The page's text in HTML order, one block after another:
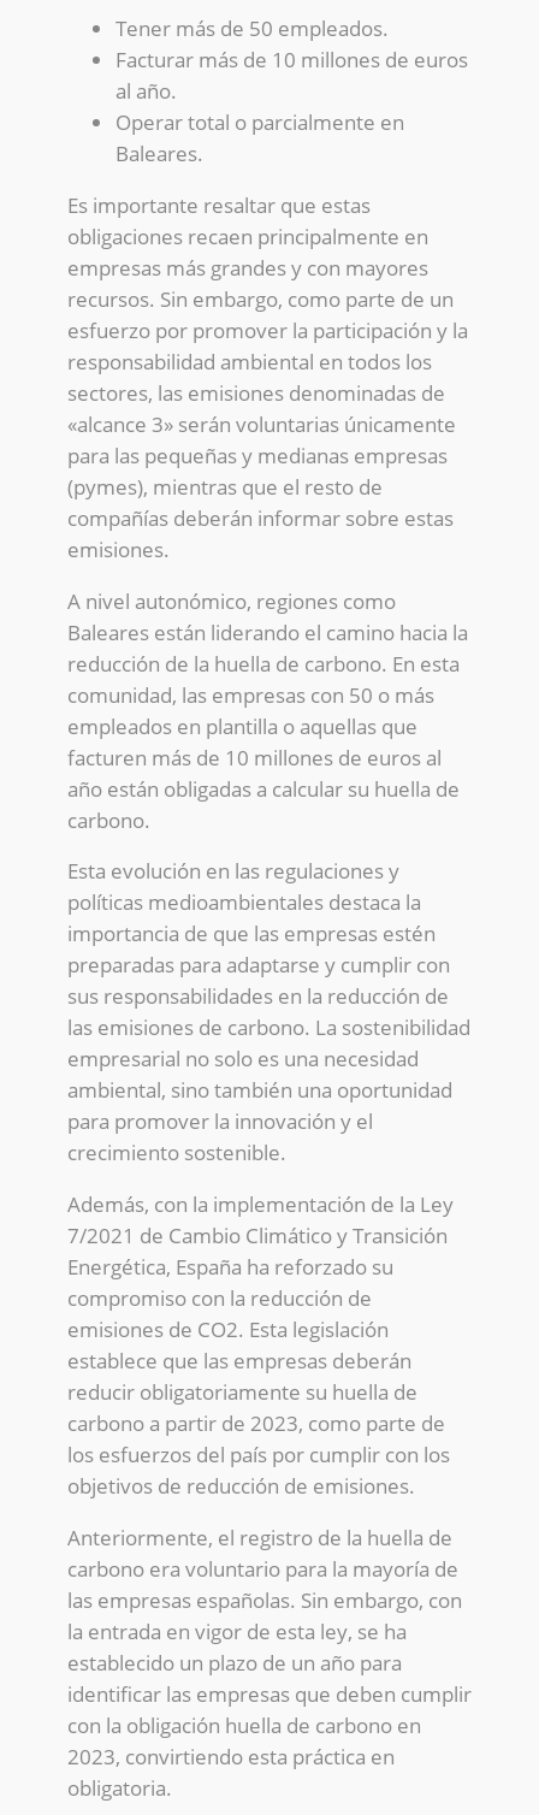
Tener más de 50 empleados.
Facturar más de 10 millones de euros
al año.
Operar total o parcialmente en
Baleares.
Es importante resaltar que estas
obligaciones recaen principalmente en
empresas más grandes y con mayores
recursos. Sin embargo, como parte de un
esfuerzo por promover la participación y la
responsabilidad ambiental en todos los
sectores, las emisiones denominadas de
«alcance 3» serán voluntarias únicamente
para las pequeñas y medianas empresas
(pymes), mientras que el resto de
compañías deberán informar sobre estas
emisiones.
A nivel autonómico, regiones como
Baleares están liderando el camino hacia la
reducción de la huella de carbono. En esta
comunidad, las empresas con 50 o más
empleados en plantilla o aquellas que
facturen más de 10 millones de euros al
año están obligadas a calcular su huella de
carbono.
Esta evolución en las regulaciones y
políticas medioambientales destaca la
importancia de que las empresas estén
preparadas para adaptarse y cumplir con
sus responsabilidades en la reducción de
las emisiones de carbono. La sostenibilidad
empresarial no solo es una necesidad
ambiental, sino también una oportunidad
para promover la innovación y el
crecimiento sostenible.
Además, con la implementación de la Ley
7/2021 de Cambio Climático y Transición
Energética, España ha reforzado su
compromiso con la reducción de
emisiones de CO2. Esta legislación
establece que las empresas deberán
reducir obligatoriamente su huella de
carbono a partir de 2023, como parte de
los esfuerzos del país por cumplir con los
objetivos de reducción de emisiones.
Anteriormente, el registro de la huella de
carbono era voluntario para la mayoría de
las empresas españolas. Sin embargo, con
la entrada en vigor de esta ley, se ha
establecido un plazo de un año para
identificar las empresas que deben cumplir
con la obligación huella de carbono en
2023, convirtiendo esta práctica en
obligatoria.